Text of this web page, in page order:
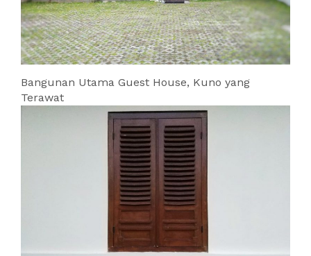
Bangunan Utama Guest House, Kuno yang
Terawat